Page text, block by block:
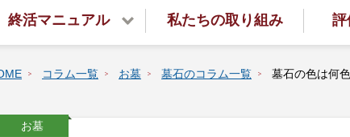
終活マニュアル
終活サービスご紹介
私たちの取り組み 評
コラム一覧 お墓 墓石のコラム一覧 墓石の色は何
お墓